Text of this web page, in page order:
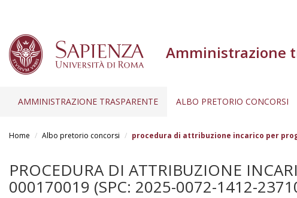
Amministrazione
AMMINISTRAZIONE TRASPARENTE ALBO PRETORIO CONCORSI
Home Albo pretorio concorsi procedura di attribuzione incarico per
PROCEDURA DI ATTRIBUZIONE
000170019 (SPC: 2025-0072-1412-